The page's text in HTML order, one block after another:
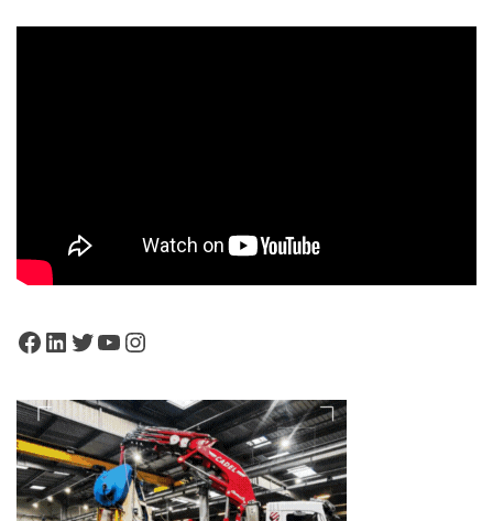
Facebook
LinkedIn
Twitter
YouTube
Instagram